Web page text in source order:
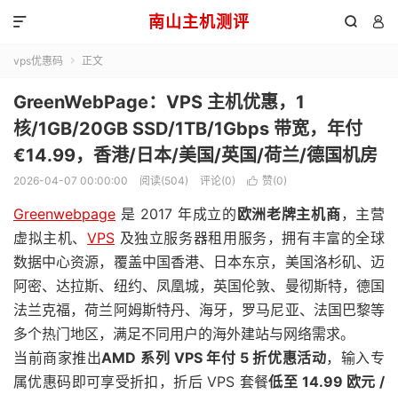
南山主机测评  

vps优惠码  正文
GreenWebPage：VPS 主机优惠，1
核/1GB/20GB SSD/1TB/1Gbps 带宽，年付
€14.99，香港/日本/美国/英国/荷兰/德国机房
2026-04-07 00:00:00 阅读(504) 评论(0)  赞(0)
Greenwebpage 是 2017 年成立的 欧洲老牌主机商，主营
虚拟主机、VPS 及独立服务器租用服务，拥有丰富的全球
数据中心资源，覆盖中国香港、日本东京，美国洛杉矶、迈
阿密、达拉斯、纽约、凤凰城，英国伦敦、曼彻斯特，德国
法兰克福，荷兰阿姆斯特丹、海牙，罗马尼亚、法国巴黎等
多个热门地区，满足不同用户的海外建站与网络需求。
当前商家推出AMD 系列 VPS 年付 5 折优惠活动，输入专
属优惠码即可享受折扣，折后 VPS 套餐低至 14.99 欧元 /